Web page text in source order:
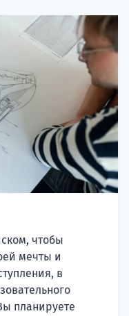
чтобы
мечты и
в
планируете